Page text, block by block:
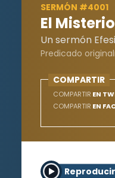
SERMÓN #4001
El
Un sermón
Predicado
COMPARTIR
COMPARTIR EN
COMPARTIR EN